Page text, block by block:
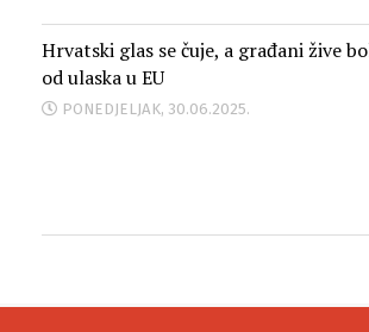
Hrvatski glas se čuje, a građani žive
od ulaska u EU
PONEDJELJAK, 30.06.2025.